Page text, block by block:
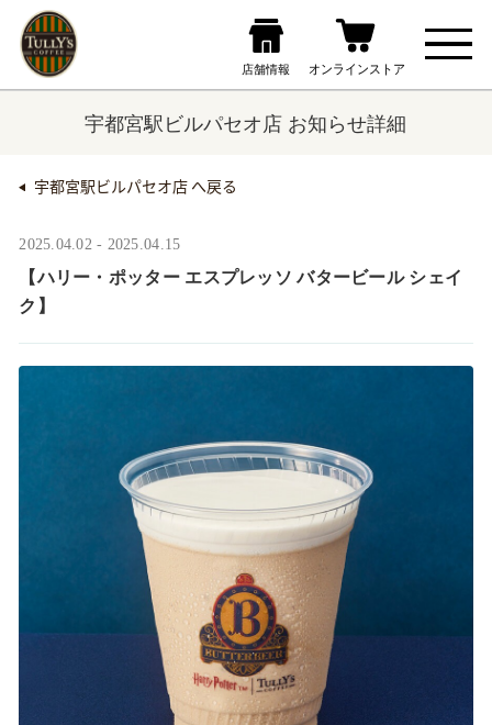
宇都宮駅ビルパセオ店 お知らせ詳細
宇都宮駅ビルパセオ店 へ戻る
2025.04.02 - 2025.04.15
【ハリー・ポッター エスプレッソ バタービール シェイ
ク】